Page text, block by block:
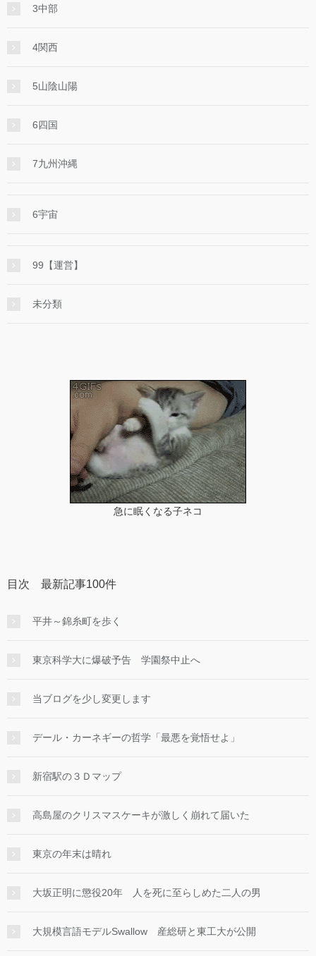
3中部
4関西
5山陰山陽
6四国
7九州沖縄
6宇宙
99【運営】
未分類
急に眠くなる子ネコ
目次 最新記事100件
平井～錦糸町を歩く
東京科学大に爆破予告 学園祭中止へ
当ブログを少し変更します
デール・カーネギーの哲学「最悪を覚悟せよ」
新宿駅の３Ｄマップ
高島屋のクリスマスケーキが激しく崩れて届いた
東京の年末は晴れ
大坂正明に懲役20年 人を死に至らしめた二人の男
大規模言語モデルSwallow 産総研と東工大が公開